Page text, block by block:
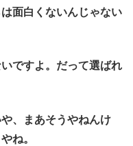
面白くないんじゃない
ですよ。だって選ばれ
、まあそうやねんけ
ね。